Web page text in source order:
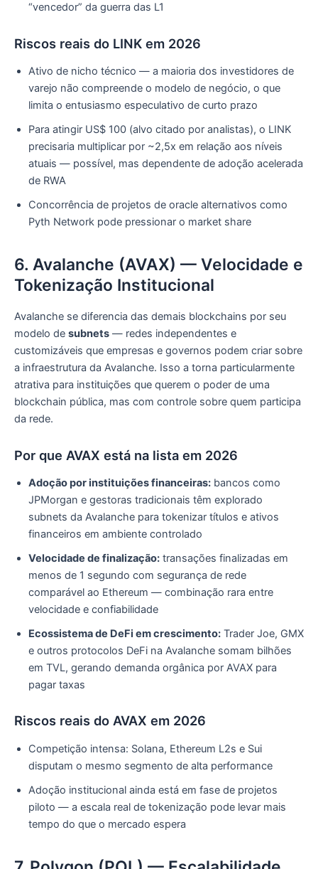
“vencedor” da guerra das L1
Riscos reais do LINK em 2026
Ativo de nicho técnico — a maioria dos investidores de
varejo não compreende o modelo de negócio, o que
limita o entusiasmo especulativo de curto prazo
Para atingir US$ 100 (alvo citado por analistas), o LINK
precisaria multiplicar por ~2,5x em relação aos níveis
atuais — possível, mas dependente de adoção acelerada
de RWA
Concorrência de projetos de oracle alternativos como
Pyth Network pode pressionar o market share
6. Avalanche (AVAX) — Velocidade e
Tokenização Institucional
Avalanche se diferencia das demais blockchains por seu
modelo de subnets — redes independentes e
customizáveis que empresas e governos podem criar sobre
a infraestrutura da Avalanche. Isso a torna particularmente
atrativa para instituições que querem o poder de uma
blockchain pública, mas com controle sobre quem participa
da rede.
Por que AVAX está na lista em 2026
Adoção por instituições financeiras: bancos como
JPMorgan e gestoras tradicionais têm explorado
subnets da Avalanche para tokenizar títulos e ativos
financeiros em ambiente controlado
Velocidade de finalização: transações finalizadas em
menos de 1 segundo com segurança de rede
comparável ao Ethereum — combinação rara entre
velocidade e confiabilidade
Ecossistema de DeFi em crescimento: Trader Joe, GMX
e outros protocolos DeFi na Avalanche somam bilhões
em TVL, gerando demanda orgânica por AVAX para
pagar taxas
Riscos reais do AVAX em 2026
Competição intensa: Solana, Ethereum L2s e Sui
disputam o mesmo segmento de alta performance
Adoção institucional ainda está em fase de projetos
piloto — a escala real de tokenização pode levar mais
tempo do que o mercado espera